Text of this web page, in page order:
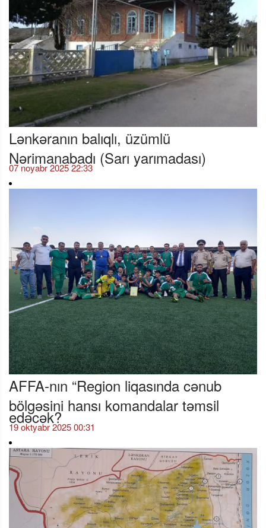
Lənkəranın balıqlı, üzümlü
Nərimanabadı (Sarı yarımadası)
07 noyabr 2025 22:33
AFFA-nın “Region liqasında cənub
bölgəsini hansı komandalar təmsil
edəcək?
19 oktyabr 2025 00:31